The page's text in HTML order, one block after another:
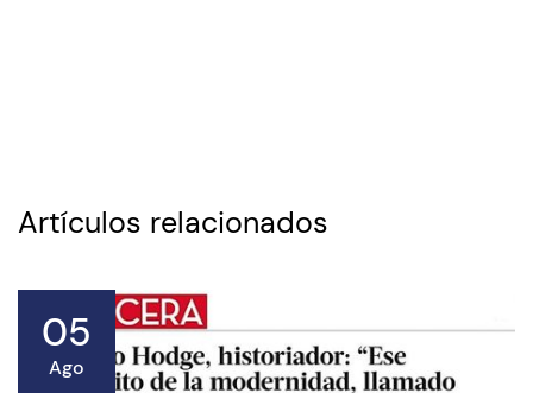
Artículos relacionados
05
Ago